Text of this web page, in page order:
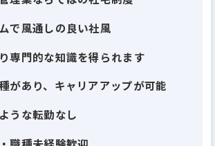
で風通しの良い社風
専門的な知識を得られます
があり、キャリアアップが可能
うな転勤なし